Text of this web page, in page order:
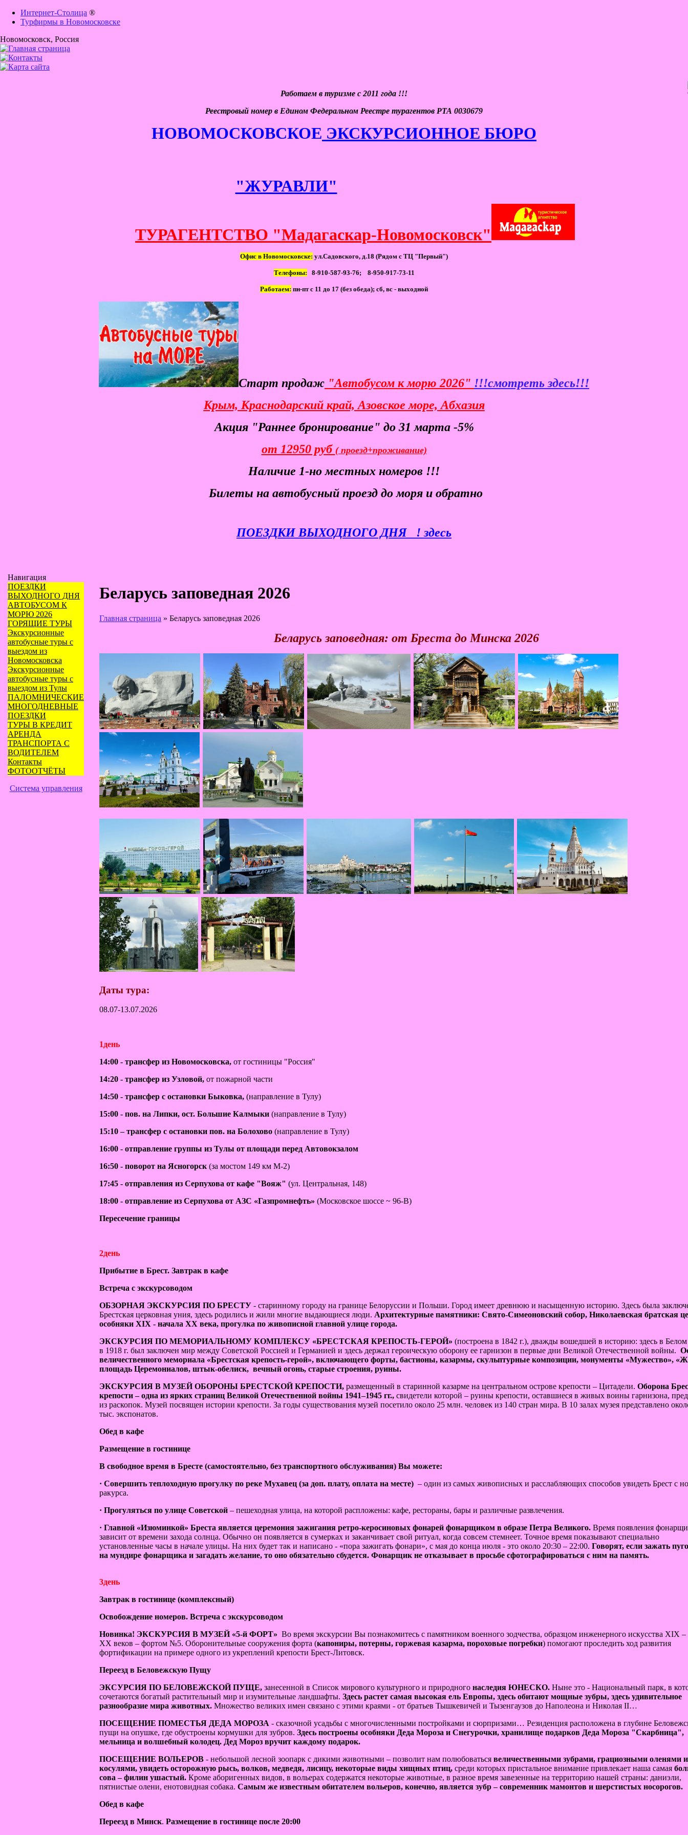
Интернет-Столица ®
Турфирмы в Новомосковске
Новомосковск, Россия
Работаем в туризме с 2011 года !!!
Реестровый номер в Едином Федеральном Реестре турагентов РТА 0030679
НОВОМОСКОВСКОЕ ЭКСКУРСИОННОЕ БЮРО
"ЖУРАВЛИ"
ТУРАГЕНТСТВО "Мадагаскар-Новомосковск"
Офис в Новомосковске: ул.Садовского, д.18 (Рядом с ТЦ "Первый")
Телефоны: 8-910-587-93-76; 8-950-917-73-11
Работаем: пн-пт с 11 до 17 (без обеда); сб, вс - выходной
Старт продаж "Автобусом к морю 2026" !!!смотреть здесь!!!
Крым, Краснодарский край, Азовское море, Абхазия
Акция "Раннее бронирование" до 31 марта -5%
от 12950 руб ( проезд+проживание)
Наличие 1-но местных номеров !!!
Билеты на автобусный проезд до моря и обратно
ПОЕЗДКИ ВЫХОДНОГО ДНЯ ! здесь
Навигация
ПОЕЗДКИ
ВЫХОДНОГО ДНЯ
АВТОБУСОМ К
МОРЮ 2026
ГОРЯЩИЕ ТУРЫ
Экскурсионные
автобусные туры с
выездом из
Новомосковска
Экскурсионные
автобусные туры с
выездом из Тулы
ПАЛОМНИЧЕСКИЕ
МНОГОДНЕВНЫЕ
ПОЕЗДКИ
ТУРЫ В КРЕДИТ
АРЕНДА
ТРАНСПОРТА С
ВОДИТЕЛЕМ
Контакты
ФОТООТЧЁТЫ
Система управления
Беларусь заповедная 2026
Главная страница » Беларусь заповедная 2026
Беларусь заповедная: от Бреста до Минска 2026
Даты тура:
08.07-13.07.2026
1день
14:00 - трансфер из Новомосковска, от гостиницы "Россия"
14:20 - трансфер из Узловой, от пожарной части
14:50 - трансфер с остановки Быковка, (направление в Тулу)
15:00 - пов. на Липки, ост. Большие Калмыки (направление в Тулу)
15:10 – трансфер с остановки пов. на Болохово (направление в Тулу)
16:00 - отправление группы из Тулы от площади перед Автовокзалом
16:50 - поворот на Ясногорск (за мостом 149 км М-2)
17:45 - отправления из Серпухова от кафе "Вояж" (ул. Центральная, 148)
18:00 - отправление из Серпухова от АЗС «Газпромнефть» (Московское шоссе ~ 96-В)
Пересечение границы
2день
Прибытие в Брест. Завтрак в кафе
Встреча с экскурсоводом
ОБЗОРНАЯ ЭКСКУРСИЯ ПО БРЕСТУ - старинному городу на границе Белоруссии и Польши. Город имеет древнюю и насыщенную историю. Здесь была
Брестская церковная уния, здесь родились и жили многие выдающиеся люди. Архитектурные памятники: Свято-Симеоновский собор, Николаевская братская
особняки XIX - начала ХХ века, прогулка по живописной главной улице города.
ЭКСКУРСИЯ ПО МЕМОРИАЛЬНОМУ КОМПЛЕКСУ «БРЕСТСКАЯ КРЕПОСТЬ-ГЕРОЙ» (построена в 1842 г.), дважды вошедшей в историю: здесь в
в 1918 г. был заключен мир между Советской Россией и Германией и здесь держал героическую оборону ее гарнизон в первые дни Великой Отечественной войны.
величественного мемориала «Брестская крепость-герой», включающего форты, бастионы, казармы, скульптурные композиции, монументы «Мужество»,
площадь Церемониалов, штык-обелиск, вечный огонь, старые строения, руины.
ЭКСКУРСИЯ В МУЗЕЙ ОБОРОНЫ БРЕСТСКОЙ КРЕПОСТИ, размещенный в старинной казарме на центральном острове крепости – Цитадели. Оборона
крепости – одна из ярких страниц Великой Отечественной войны 1941–1945 гг., свидетели которой – руины крепости, оставшиеся в живых воины гарнизона,
из раскопок. Музей посвящен истории крепости. За годы существования музей посетило около 25 млн. человек из 140 стран мира. В 10 залах музея представлено
тыс. экспонатов.
Обед в кафе
Размещение в гостинице
В свободное время в Бресте (самостоятельно, без транспортного обслуживания) Вы можете:
· Совершить теплоходную прогулку по реке Мухавец (за доп. плату, оплата на месте) – один из самых живописных и расслабляющих способов увидеть Брест с
ракурса.
· Прогуляться по улице Советской – пешеходная улица, на которой распложены: кафе, рестораны, бары и различные развлечения.
· Главной «Изюминкой» Бреста является церемония зажигания ретро-керосиновых фонарей фонарщиком в образе Петра Великого. Время появления
зависит от времени захода солнца. Обычно он появляется в сумерках и заканчивает свой ритуал, когда совсем стемнеет. Точное время показывают специально
установленные часы в начале улицы. На них будет так и написано - «пора зажигать фонари», с мая до конца июля - это около 20:30 – 22:00. Говорят, если зажать
на мундире фонарщика и загадать желание, то оно обязательно сбудется. Фонарщик не отказывает в просьбе сфотографироваться с ним на память.
3день
Завтрак в гостинице (комплексный)
Освобождение номеров. Встреча с экскурсоводом
Новинка! ЭКСКУРСИЯ В МУЗЕЙ «5-й ФОРТ» Во время экскурсии Вы познакомитесь с памятником военного зодчества, образцом инженерного искусства ХIХ –
ХХ веков – фортом №5. Оборонительные сооружения форта (капониры, потерны, горжевая казарма, пороховые погребки) помогают проследить ход развития
фортификации на примере одного из укреплений крепости Брест-Литовск.
Переезд в Беловежскую Пущу
ЭКСУРСИЯ ПО БЕЛОВЕЖСКОЙ ПУЩЕ, занесенной в Список мирового культурного и природного наследия ЮНЕСКО. Ныне это - Национальный парк, в
сочетаются богатый растительный мир и изумительные ландшафты. Здесь растет самая высокая ель Европы, здесь обитают мощные зубры, здесь удивительное
разнообразие мира животных. Множество великих имен связано с этими краями - от братьев Тышкевичей и Тызенгаузов до Наполеона и Николая II…
ПОСЕЩЕНИЕ ПОМЕСТЬЯ ДЕДА МОРОЗА - сказочной усадьбы с многочисленными постройками и сюрпризами… Резиденция расположена в глубине
пущи на опушке, где обустроены кормушки для зубров. Здесь построены особняки Деда Мороза и Снегурочки, хранилище подарков Деда Мороза "Скарбница",
мельница и волшебный колодец. Дед Мороз вручит каждому подарок.
ПОСЕЩЕНИЕ ВОЛЬЕРОВ - небольшой лесной зоопарк с дикими животными – позволит нам полюбоваться величественными зубрами, грациозными оленями и
косулями, увидеть осторожную рысь, волков, медведя, лисицу, некоторые виды хищных птиц, среди которых пристальное внимание привлекает наша самая
сова – филин ушастый. Кроме аборигенных видов, в вольерах содержатся некоторые животные, в разное время завезенные на территорию нашей страны: даниэли,
пятнистые олени, енотовидная собака. Самым же известным обитателем вольеров, конечно, является зубр – современник мамонтов и шерстистых носорогов.
Обед в кафе
Переезд в Минск. Размещение в гостинице после 20:00